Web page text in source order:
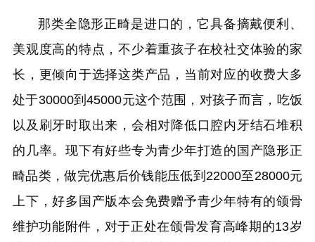
那类全隐形正畸是进口的，它具备摘戴便利、
美观度高的特点，不少着重孩子在校社交体验的家
长，更倾向于选择这类产品，当前对应的收费大多
处于30000到45000元这个范围，对孩子而言，吃饭
以及刷牙时取出来，会相对降低口腔内牙结石堆积
的几率。现下有好些专为青少年打造的国产隐形正
畸品类，做完优惠后价钱能压低到22000至28000元
上下，好多国产版本会免费赠予青少年特有的颌骨
维护功能附件，对于正处在颌骨发育高峰期的13岁